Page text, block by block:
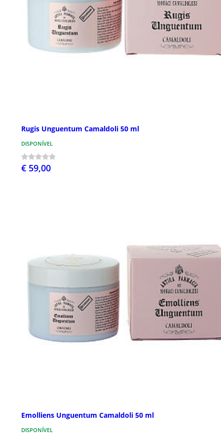
Rugis Unguentum Camaldoli 50 ml
DISPONÍVEL
€ 59,00
Emolliens Unguentum Camaldoli 50 ml
DISPONÍVEL